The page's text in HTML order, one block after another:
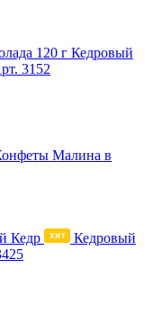
Кедровый
3152
Малина в
Кедровый